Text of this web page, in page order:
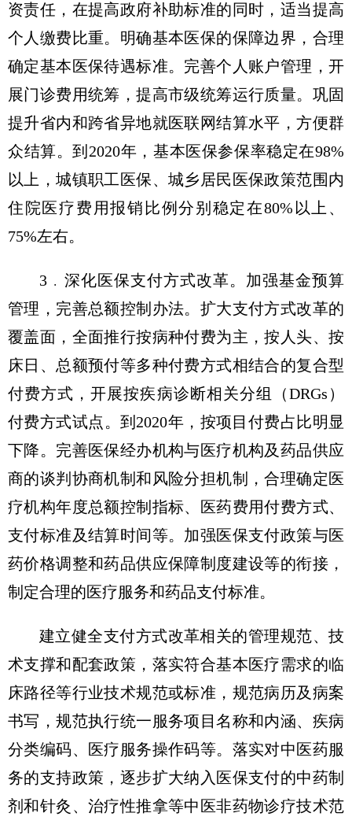
资责任，在提高政府补助标准的同时，适当提高
个人缴费比重。明确基本医保的保障边界，合理
确定基本医保待遇标准。完善个人账户管理，开
展门诊费用统筹，提高市级统筹运行质量。巩固
提升省内和跨省异地就医联网结算水平，方便群
众结算。到2020年，基本医保参保率稳定在98%
以上，城镇职工医保、城乡居民医保政策范围内
住院医疗费用报销比例分别稳定在80%以上、
75%左右。
3﹒深化医保支付方式改革。加强基金预算
管理，完善总额控制办法。扩大支付方式改革的
覆盖面，全面推行按病种付费为主，按人头、按
床日、总额预付等多种付费方式相结合的复合型
付费方式，开展按疾病诊断相关分组（DRGs）
付费方式试点。到2020年，按项目付费占比明显
下降。完善医保经办机构与医疗机构及药品供应
商的谈判协商机制和风险分担机制，合理确定医
疗机构年度总额控制指标、医药费用付费方式、
支付标准及结算时间等。加强医保支付政策与医
药价格调整和药品供应保障制度建设等的衔接，
制定合理的医疗服务和药品支付标准。
建立健全支付方式改革相关的管理规范、技
术支撑和配套政策，落实符合基本医疗需求的临
床路径等行业技术规范或标准，规范病历及病案
书写，规范执行统一服务项目名称和内涵、疾病
分类编码、医疗服务操作码等。落实对中医药服
务的支持政策，逐步扩大纳入医保支付的中药制
剂和针灸、治疗性推拿等中医非药物诊疗技术范